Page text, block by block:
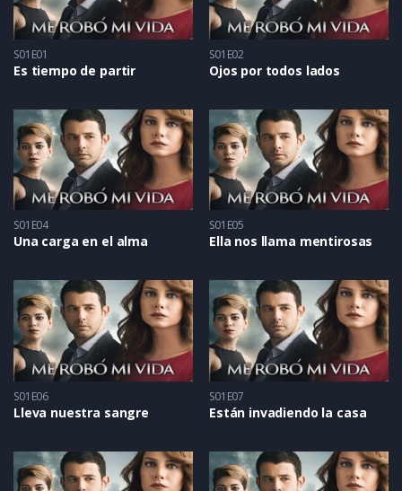
S01E01
Es tiempo de partir
S01E02
Ojos por todos lados
S01E04
Una carga en el alma
S01E05
Ella nos llama mentirosas
S01E06
Lleva nuestra sangre
S01E07
Están invadiendo la casa